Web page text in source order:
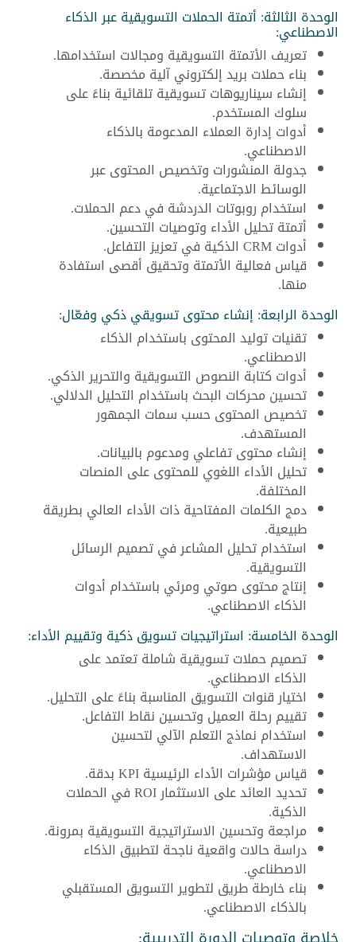
الوحدة الثالثة: أتمتة الحملات التسويقية عبر الذكاء
الاصطناعي:
تعريف الأتمتة التسويقية ومجالات استخدامها.
بناء حملات بريد إلكتروني آلية مخصصة.
إنشاء سيناريوهات تسويقية تلقائية بناءً على
سلوك المستخدم.
أدوات إدارة العملاء المدعومة بالذكاء
الاصطناعي.
جدولة المنشورات وتخصيص المحتوى عبر
الوسائط الاجتماعية.
استخدام روبوتات الدردشة في دعم الحملات.
أتمتة تحليل الأداء وتوصيات التحسين.
أدوات CRM الذكية في تعزيز التفاعل.
قياس فعالية الأتمتة وتحقيق أقصى استفادة
منها.
الوحدة الرابعة: إنشاء محتوى تسويقي ذكي وفعّال:
تقنيات توليد المحتوى باستخدام الذكاء
الاصطناعي.
أدوات كتابة النصوص التسويقية والتحرير الذكي.
تحسين محركات البحث باستخدام التحليل الدلالي.
تخصيص المحتوى حسب سمات الجمهور
المستهدف.
إنشاء محتوى تفاعلي ومدعوم بالبيانات.
تحليل الأداء اللغوي للمحتوى على المنصات
المختلفة.
دمج الكلمات المفتاحية ذات الأداء العالي بطريقة
طبيعية.
استخدام تحليل المشاعر في تصميم الرسائل
التسويقية.
إنتاج محتوى صوتي ومرئي باستخدام أدوات
الذكاء الاصطناعي.
الوحدة الخامسة: استراتيجيات تسويق ذكية وتقييم الأداء:
تصميم حملات تسويقية شاملة تعتمد على
الذكاء الاصطناعي.
اختيار قنوات التسويق المناسبة بناءً على التحليل.
تقييم رحلة العميل وتحسين نقاط التفاعل.
استخدام نماذج التعلم الآلي لتحسين
الاستهداف.
قياس مؤشرات الأداء الرئيسية KPI بدقة.
تحديد العائد على الاستثمار ROI في الحملات
الذكية.
مراجعة وتحسين الاستراتيجية التسويقية بمرونة.
دراسة حالات واقعية ناجحة لتطبيق الذكاء
الاصطناعي.
بناء خارطة طريق لتطوير التسويق المستقبلي
بالذكاء الاصطناعي.